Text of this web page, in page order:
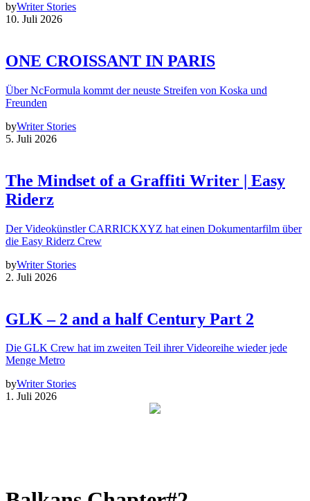
byWriter Stories
10. Juli 2026
ONE CROISSANT IN PARIS
Über NcFormula kommt der neuste Streifen von Koska und
Freunden
byWriter Stories
5. Juli 2026
The Mindset of a Graffiti Writer | Easy
Riderz
Der Videokünstler CARRICKXYZ hat einen Dokumentarfilm über
die Easy Riderz Crew
byWriter Stories
2. Juli 2026
GLK – 2 and a half Century Part 2
Die GLK Crew hat im zweiten Teil ihrer Videoreihe wieder jede
Menge Metro
byWriter Stories
1. Juli 2026